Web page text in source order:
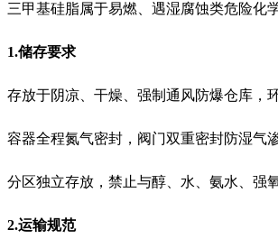
三甲基硅脂属于易燃、遇湿腐蚀类危险化
1.储存要求
存放于阴凉、干燥、强制通风防爆仓库，
容器全程氮气密封，阀门双重密封防湿气
分区独立存放，禁止与醇、水、氨水、强
2.运输规范